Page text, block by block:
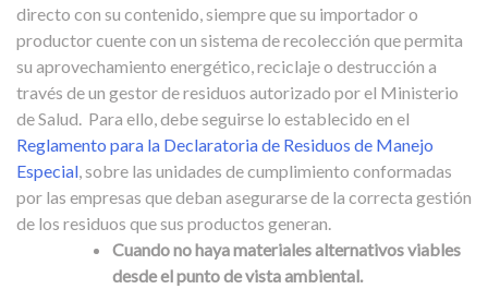
directo con su contenido, siempre que su importador o
productor cuente con un sistema de recolección que permita
su aprovechamiento energético, reciclaje o destrucción a
través de un gestor de residuos autorizado por el Ministerio
de Salud. Para ello, debe seguirse lo establecido en el
Reglamento para la Declaratoria de Residuos de Manejo
Especial, sobre las unidades de cumplimiento conformadas
por las empresas que deban asegurarse de la correcta gestión
de los residuos que sus productos generan.
Cuando no haya materiales alternativos viables
desde el punto de vista ambiental.